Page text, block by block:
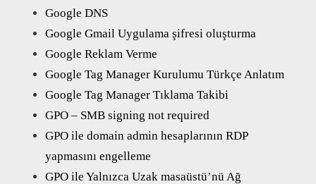
Google DNS
Google Gmail Uygulama şifresi oluşturma
Google Reklam Verme
Google Tag Manager Kurulumu Türkçe Anlatım
Google Tag Manager Tıklama Takibi
GPO – SMB signing not required
GPO ile domain admin hesaplarının RDP
yapmasını engelleme
GPO ile Yalnızca Uzak masaüstü’nü Ağ